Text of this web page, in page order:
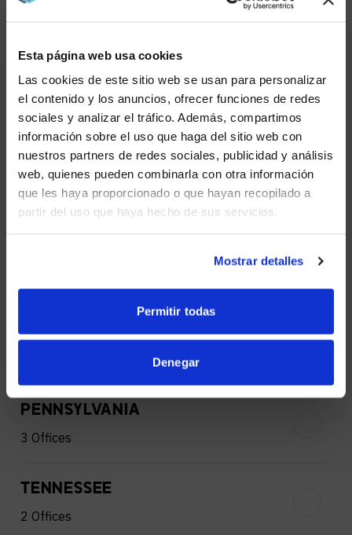
Esta página web usa cookies
Las cookies de este sitio web se usan para personalizar
el contenido y los anuncios, ofrecer funciones de redes
sociales y analizar el tráfico. Además, compartimos
información sobre el uso que haga del sitio web con
nuestros partners de redes sociales, publicidad y análisis
web, quienes pueden combinarla con otra información
que les haya proporcionado o que hayan recopilado a
partir del uso que haya hecho de sus servicios.
Mostrar detalles
Permitir todas
Denegar
NEW YORK
1 Office
NORTH CAROLINA
3 Offices
OKLAHOMA
PENNSYLVANIA
3 Offices
TENNESSEE
2 Offices
WE NOTICED YOU'RE IN USA.
instead?
YES, TAKE ME THERE
NO, STAY ON THIS SITE